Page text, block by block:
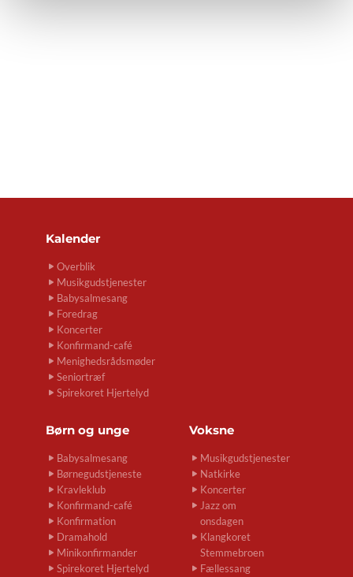
Kalender
Overblik
Musikgudstjenester
Babysalmesang
Foredrag
Koncerter
Konfirmand-café
Menighedsrådsmøder
Seniortræf
Spirekoret Hjertelyd
Børn og unge
Babysalmesang
Børnegudstjeneste
Kravleklub
Konfirmand-café
Konfirmation
Dramahold
Minikonfirmander
Spirekoret Hjertelyd
Voksne
Musikgudstjenester
Natkirke
Koncerter
Jazz om
onsdagen
Klangkoret
Stemmebroen
Fællessang